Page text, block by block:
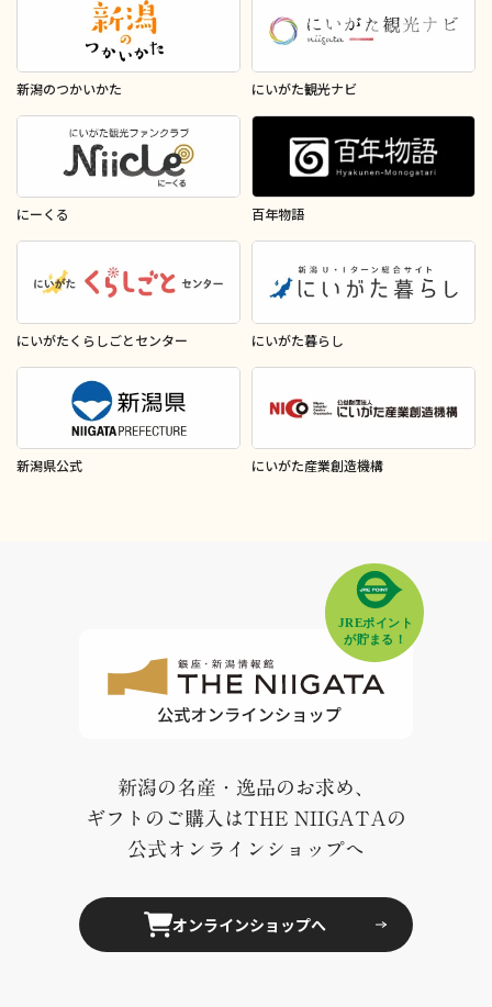
新潟のつかいかた にいがた観光ナビ
にーくる 百年物語
にいがたくらしごとセンター にいがた暮らし
新潟県公式 にいがた産業創造機構
新潟の名産・逸品のお求め、
ギフトのご購入はTHE NIIGATAの
公式オンラインショップへ
オンラインショップへ